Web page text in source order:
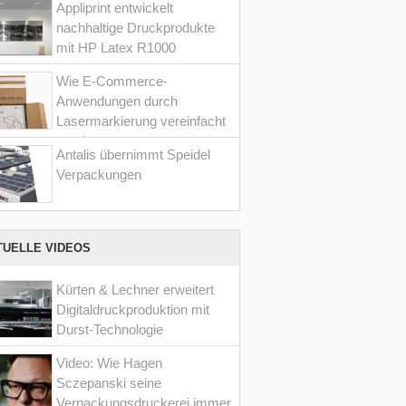
Appliprint entwickelt
nachhaltige Druckprodukte
mit HP Latex R1000
Wie E-Commerce-
Anwendungen durch
Lasermarkierung vereinfacht
werden
Antalis übernimmt Speidel
Verpackungen
VIDEOS
Kürten & Lechner erweitert
Digitaldruckproduktion mit
Durst-Technologie
Video: Wie Hagen
Sczepanski seine
Verpackungsdruckerei immer